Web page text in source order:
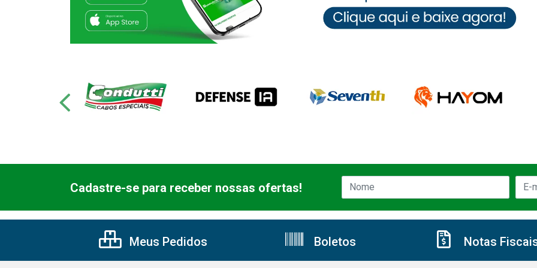
Cadastre-se para receber nossas ofertas!
Meus Pedidos Boletos Notas